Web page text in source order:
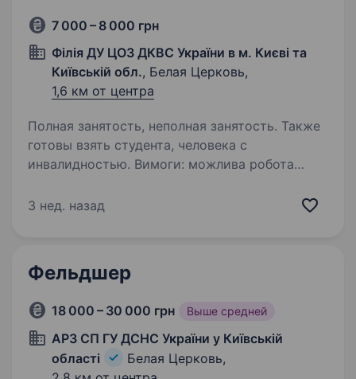
7 000 – 8 000 грн
Філія ДУ ЦОЗ ДКВС України в м. Києві та
Київській обл., Белая Церковь,
1,6 км от центра
Полная занятость, неполная занятость. Также
готовы взять студента, человека с
инвалидностью. Вимоги: можлива робота
частина у виправній колонії 35, соцпакет,
3 нед. назад
Фельдшер
18 000 – 30 000 грн Выше средней
АРЗ СП ГУ ДСНС України у Київській
області
Белая Церковь,